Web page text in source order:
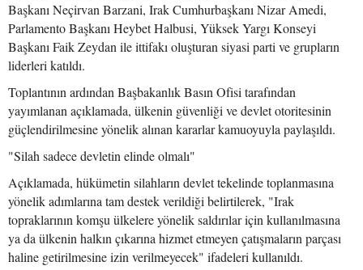
Başkanı Neçirvan Barzani, Irak Cumhurbaşkanı Nizar Amedi,
Parlamento Başkanı Heybet Halbusi, Yüksek Yargı Konseyi
Başkanı Faik Zeydan ile ittifakı oluşturan siyasi parti ve grupların
liderleri katıldı.
Toplantının ardından Başbakanlık Basın Ofisi tarafından
yayımlanan açıklamada, ülkenin güvenliği ve devlet otoritesinin
güçlendirilmesine yönelik alınan kararlar kamuoyuyla paylaşıldı.
"Silah sadece devletin elinde olmalı"
Açıklamada, hükümetin silahların devlet tekelinde toplanmasına
yönelik adımlarına tam destek verildiği belirtilerek, "Irak
topraklarının komşu ülkelere yönelik saldırılar için kullanılmasına
ya da ülkenin halkın çıkarına hizmet etmeyen çatışmaların parçası
haline getirilmesine izin verilmeyecek" ifadeleri kullanıldı.